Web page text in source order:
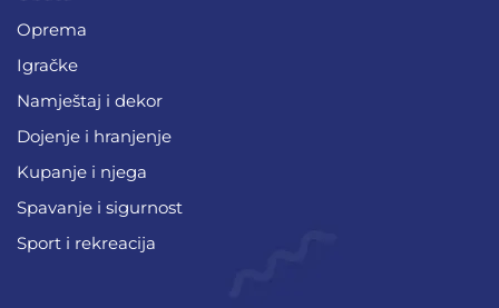
Oprema
Igračke
Namještaj i dekor
Dojenje i hranjenje
Kupanje i njega
Spavanje i sigurnost
Sport i rekreacija